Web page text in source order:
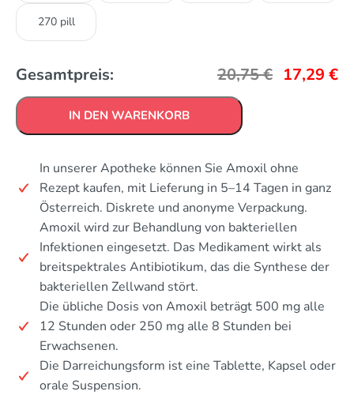
270 pill
Gesamtpreis: 20,75€ 17,29 €
IN DEN WARENKORB
In unserer Apotheke können Sie Amoxil ohne
Rezept kaufen, mit Lieferung in 5–14 Tagen in ganz
Österreich. Diskrete und anonyme Verpackung.
Amoxil wird zur Behandlung von bakteriellen
Infektionen eingesetzt. Das Medikament wirkt als
breitspektrales Antibiotikum, das die Synthese der
bakteriellen Zellwand stört.
Die übliche Dosis von Amoxil beträgt 500 mg alle
12 Stunden oder 250 mg alle 8 Stunden bei
Erwachsenen.
Die Darreichungsform ist eine Tablette, Kapsel oder
orale Suspension.